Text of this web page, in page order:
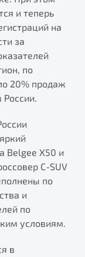
и теперь
на
за
по
20% продаж
Belgee X50 и
C-SUV
по
и
по
условиям.
в